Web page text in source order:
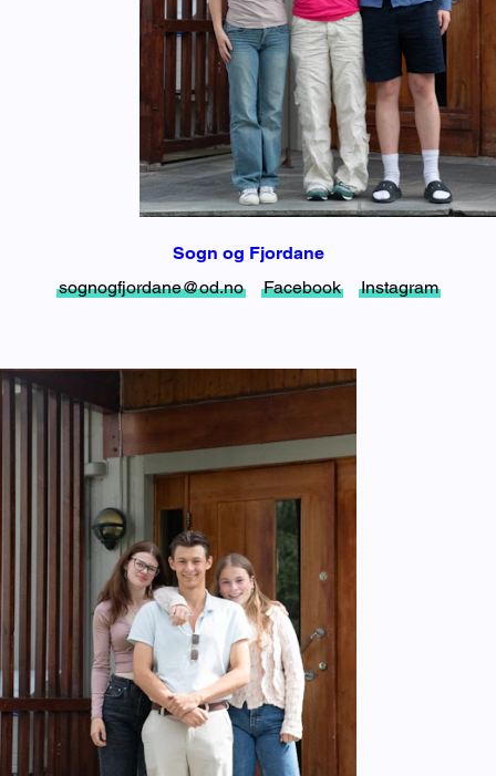
Sogn og Fjordane
sognogfjordane@od.no
Facebook Instagram